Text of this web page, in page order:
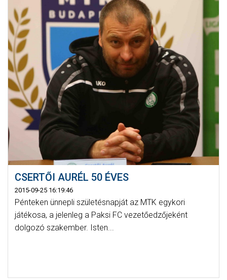
CSERTŐI AURÉL 50 ÉVES
2015-09-25 16:19:46
Pénteken ünnepli születésnapját az MTK egykori
játékosa, a jelenleg a Paksi FC vezetőedzőjeként
dolgozó szakember. Isten...